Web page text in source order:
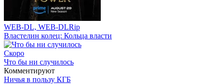
WEB-DL, WEB-DLRip
Властелин колец: Кольца власти
Скоро
Что бы ни случилось
Комментируют
Ничья в пользу КГБ